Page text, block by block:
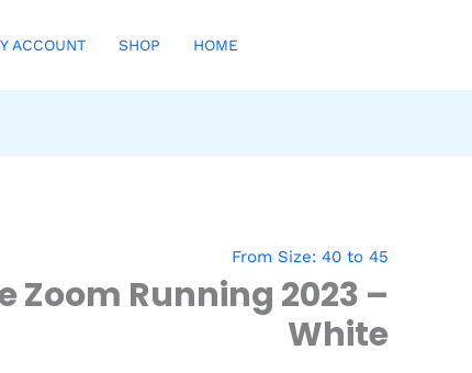
HOME
SHOP
ACCOUNT
From Size: 40 to 45
Zoom Running 2023 –
White